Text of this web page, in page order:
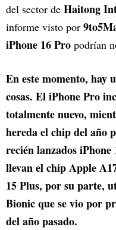
del sector de Haitong
informe visto por
iPhone 16 Pro podrían
En este momento, hay
cosas. El iPhone Pro
totalmente nuevo,
hereda el chip del año
recién lanzados
llevan el chip Apple
15 Plus, por su parte,
Bionic que se vio por
del año pasado.